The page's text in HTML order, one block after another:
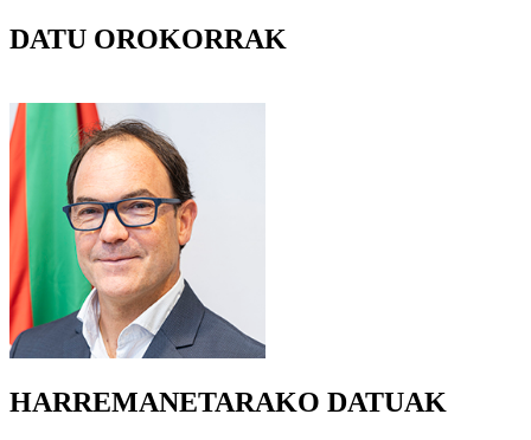
DATU OROKORRAK
HARREMANETARAKO DATUAK